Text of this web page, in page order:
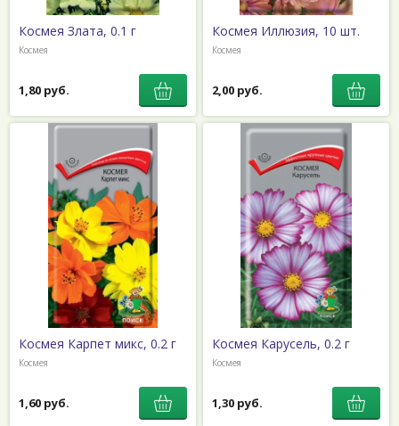
Кукуруза декоративная
Лаватера
Левкой
Лобелия
Львиный зев
Фацелия колокольчатая
Флокс
Целозия
Череда
Эхиум
Космея Злата, 0.1 г
Космея
1,80 руб.
Космея Иллюзия, 10 шт.
Космея
2,00 руб.
Космея Карпет микс, 0.2 г
Космея
1,60 руб.
Космея Карусель, 0.2 г
Космея
1,30 руб.